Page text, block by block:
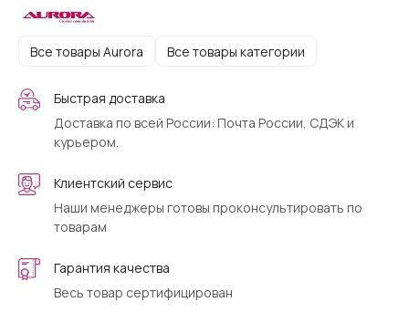
Все товары Aurora Все товары категории
Быстрая доставка
Доставка по всей России: Почта России, СДЭК и
курьером.
Клиентский сервис
Наши менеджеры готовы проконсультировать по
товарам
Гарантия качества
Весь товар сертифицирован